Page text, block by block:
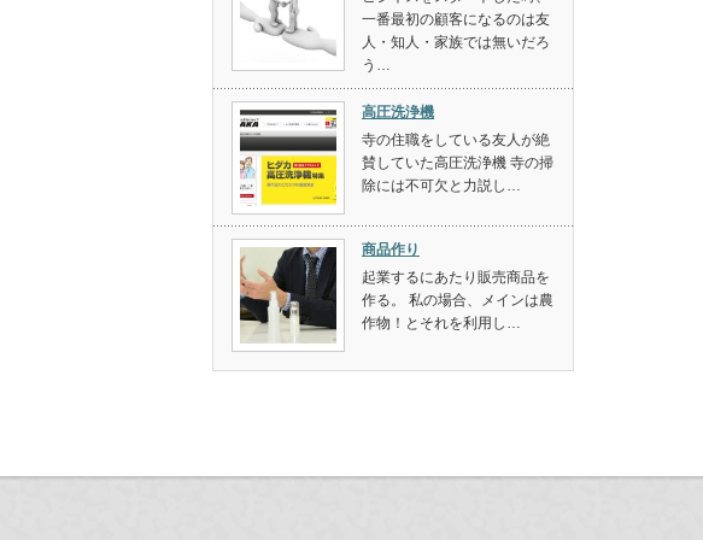
一番最初の顧客になるのは友
人・知人・家族では無いだろ
う…
高圧洗浄機
寺の住職をしている友人が絶
賛していた高圧洗浄機 寺の掃
除には不可欠と力説し…
商品作り
起業するにあたり販売商品を
作る。 私の場合、メインは農
作物！とそれを利用し…